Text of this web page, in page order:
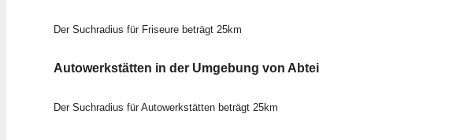
Der Suchradius für Friseure beträgt 25km
Autowerkstätten in der Umgebung von Abtei
Der Suchradius für Autowerkstätten beträgt 25km